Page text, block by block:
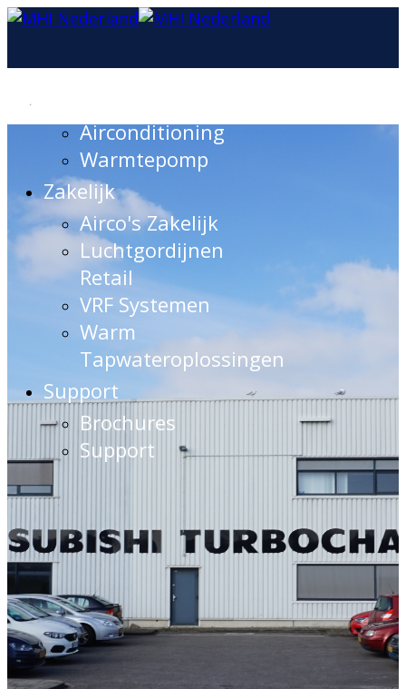
Airconditioning
Warmtepomp
Zakelijk
Airco's Zakelijk
Luchtgordijnen
Retail
VRF Systemen
Warm
Tapwateroplossingen
Support
Brochures
Support